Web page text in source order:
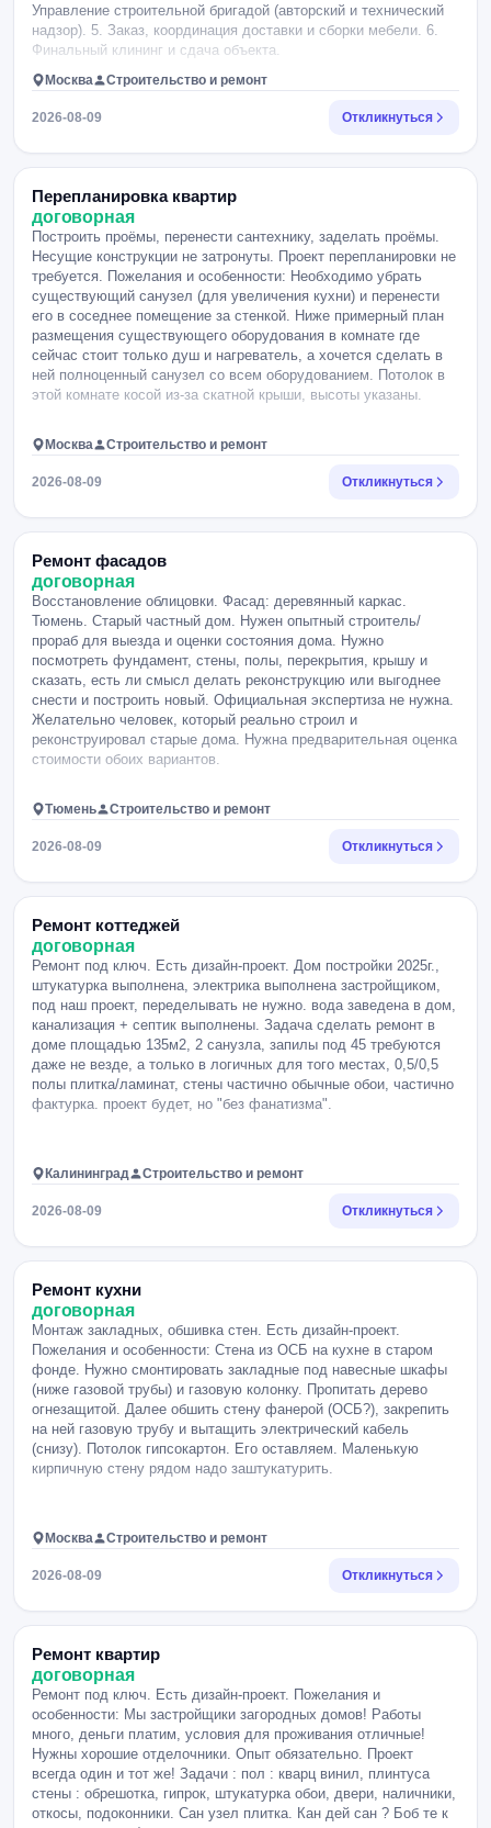
Управление строительной бригадой (авторский и технический
надзор). 5. Заказ, координация доставки и сборки мебели. 6.
Финальный клининг и сдача объекта.
Москва Строительство и ремонт
2026-08-09 Откликнуться
Перепланировка квартир
договорная
Построить проёмы, перенести сантехнику, заделать проёмы.
Несущие конструкции не затронуты. Проект перепланировки не
требуется. Пожелания и особенности: Необходимо убрать
существующий санузел (для увеличения кухни) и перенести
его в соседнее помещение за стенкой. Ниже примерный план
размещения существующего оборудования в комнате где
сейчас стоит только душ и нагреватель, а хочется сделать в
ней полноценный санузел со всем оборудованием. Потолок в
этой комнате косой из-за скатной крыши, высоты указаны.
Москва Строительство и ремонт
2026-08-09 Откликнуться
Ремонт фасадов
договорная
Восстановление облицовки. Фасад: деревянный каркас.
Тюмень. Старый частный дом. Нужен опытный строитель/
прораб для выезда и оценки состояния дома. Нужно
посмотреть фундамент, стены, полы, перекрытия, крышу и
сказать, есть ли смысл делать реконструкцию или выгоднее
снести и построить новый. Официальная экспертиза не нужна.
Желательно человек, который реально строил и
реконструировал старые дома. Нужна предварительная оценка
стоимости обоих вариантов.
Тюмень Строительство и ремонт
2026-08-09 Откликнуться
Ремонт коттеджей
договорная
Ремонт под ключ. Есть дизайн-проект. Дом постройки 2025г.,
штукатурка выполнена, электрика выполнена застройщиком,
под наш проект, переделывать не нужно. вода заведена в дом,
канализация + септик выполнены. Задача сделать ремонт в
доме площадью 135м2, 2 санузла, запилы под 45 требуются
даже не везде, а только в логичных для того местах, 0,5/0,5
полы плитка/ламинат, стены частично обычные обои, частично
фактурка. проект будет, но "без фанатизма".
Калининград Строительство и ремонт
2026-08-09 Откликнуться
Ремонт кухни
договорная
Монтаж закладных, обшивка стен. Есть дизайн-проект.
Пожелания и особенности: Стена из ОСБ на кухне в старом
фонде. Нужно смонтировать закладные под навесные шкафы
(ниже газовой трубы) и газовую колонку. Пропитать дерево
огнезащитой. Далее обшить стену фанерой (ОСБ?), закрепить
на ней газовую трубу и вытащить электрический кабель
(снизу). Потолок гипсокартон. Его оставляем. Маленькую
кирпичную стену рядом надо заштукатурить.
Москва Строительство и ремонт
2026-08-09 Откликнуться
Ремонт квартир
договорная
Ремонт под ключ. Есть дизайн-проект. Пожелания и
особенности: Мы застройщики загородных домов! Работы
много, деньги платим, условия для проживания отличные!
Нужны хорошие отделочники. Опыт обязательно. Проект
всегда один и тот же! Задачи : пол : кварц винил, плинтуса
стены : обрешотка, гипрок, штукатурка обои, двери, наличники,
откосы, подоконники. Сан узел плитка. Кан дей сан ? Боб те к